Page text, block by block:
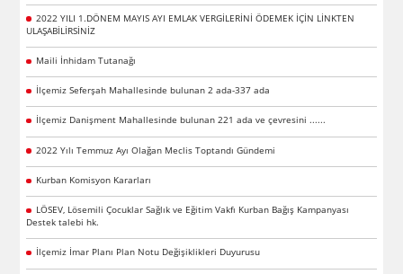
2022 YILI 1.DÖNEM MAYIS AYI EMLAK VERGİLERİNİ ÖDEMEK İÇİN LİNKTEN
ULAŞABİLİRSİNİZ
Maili İnhidam Tutanağı
İlçemiz Seferşah Mahallesinde bulunan 2 ada-337 ada
İlçemiz Danişment Mahallesinde bulunan 221 ada ve çevresini ......
2022 Yılı Temmuz Ayı Olağan Meclis Toptandı Gündemi
Kurban Komisyon Kararları
LÖSEV, Lösemili Çocuklar Sağlık ve Eğitim Vakfı Kurban Bağış Kampanyası
Destek talebi hk.
İlçemiz İmar Planı Plan Notu Değişiklikleri Duyurusu